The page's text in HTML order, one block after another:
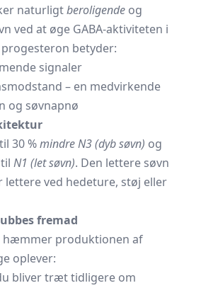
naturligtberoligende og
ved at øge GABA-aktiviteten i
betyder:
signaler
– en medvirkende
og søvnapnø
30 %mindre N3 (dyb søvn) og
N1 (let søvn). Den lettere søvn
lettere ved hedeture, støj eller
fremad
hæmmer produktionen af
oplever:
bliver træt tidligere om